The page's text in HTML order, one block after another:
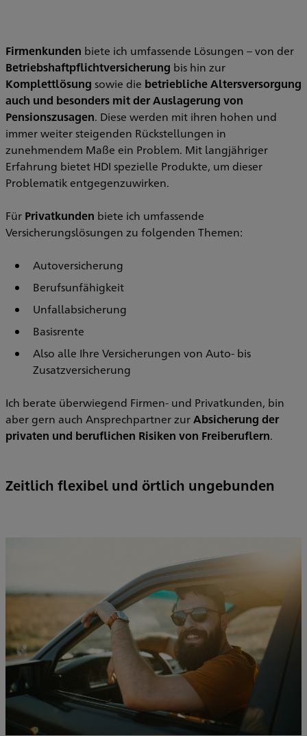
Firmenkunden biete ich umfassende Lösungen – von der
Betriebshaftpflichtversicherung bis hin zur
Komplettlösung sowie die betriebliche Altersversorgung
auch und besonders mit der Auslagerung von
Pensionszusagen. Diese werden mit ihren hohen und
immer weiter steigenden Rückstellungen in
zunehmendem Maße ein Problem. Mit langjähriger
Erfahrung bietet HDI spezielle Produkte, um dieser
Problematik entgegenzuwirken.
Für Privatkunden biete ich umfassende
Versicherungslösungen zu folgenden Themen:
Autoversicherung
Berufsunfähigkeit
Unfallabsicherung
Basisrente
Also alle Ihre Versicherungen von Auto- bis
Zusatzversicherung
Ich berate überwiegend Firmen- und Privatkunden, bin
aber gern auch Ansprechpartner zurAbsicherung der
privaten und beruflichen Risiken von Freiberuflern.
Zeitlich flexibel und örtlich ungebunden